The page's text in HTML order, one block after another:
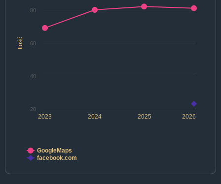
Ilość
2024 2026
2023 2025
20
40
60
80
GoogleMaps
facebook.com